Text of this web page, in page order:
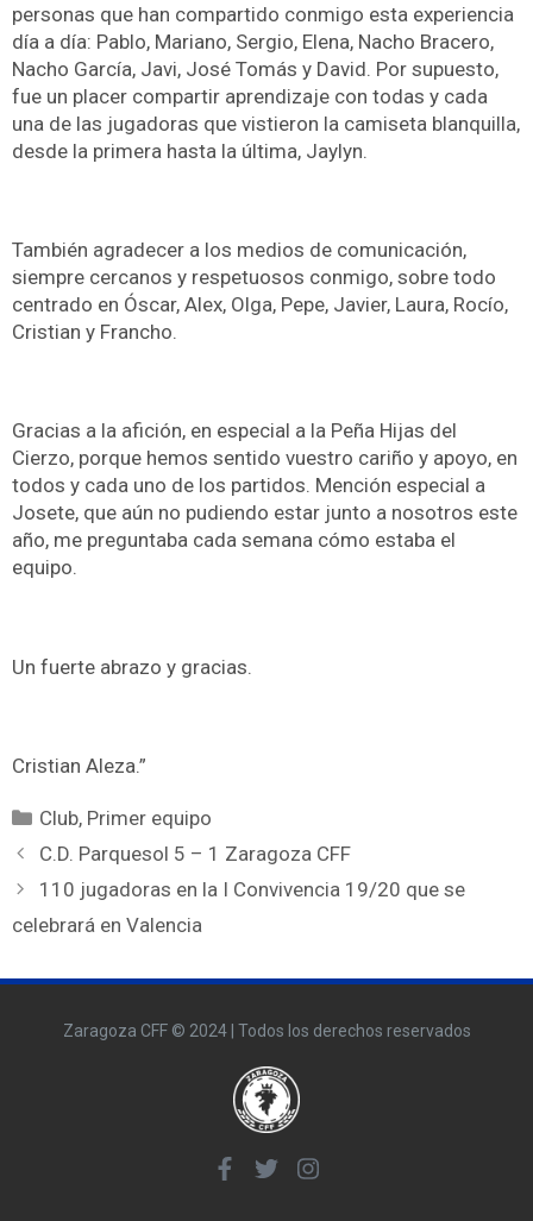
personas que han compartido conmigo esta experiencia
día a día: Pablo, Mariano, Sergio, Elena, Nacho Bracero,
Nacho García, Javi, José Tomás y David. Por supuesto,
fue un placer compartir aprendizaje con todas y cada
una de las jugadoras que vistieron la camiseta blanquilla,
desde la primera hasta la última, Jaylyn.
También agradecer a los medios de comunicación,
siempre cercanos y respetuosos conmigo, sobre todo
centrado en Óscar, Alex, Olga, Pepe, Javier, Laura, Rocío,
Cristian y Francho.
Gracias a la afición, en especial a la Peña Hijas del
Cierzo, porque hemos sentido vuestro cariño y apoyo, en
todos y cada uno de los partidos. Mención especial a
Josete, que aún no pudiendo estar junto a nosotros este
año, me preguntaba cada semana cómo estaba el
equipo.
Un fuerte abrazo y gracias.
Cristian Aleza.”
Club, Primer equipo
C.D. Parquesol 5 – 1 Zaragoza CFF
110 jugadoras en la I Convivencia 19/20 que se
celebrará en Valencia
Zaragoza CFF © 2024 | Todos los derechos reservados